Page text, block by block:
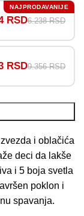
RSD6.238 RSD
NAJPRODAVANIJE
RSD9.356 RSD
i oblačića
deci da lakše
i 5 boja svetla
poklon i
spavanja.